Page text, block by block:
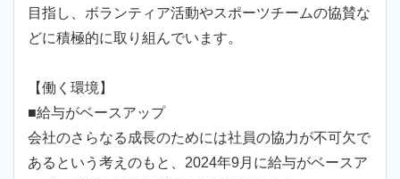
目指し、ボランティア活動やスポーツチームの協賛な
どに積極的に取り組んでいます。
【働く環境】
■給与がベースアップ
会社のさらなる成長のためには社員の協力が不可欠で
あるという考えのもと、2024年9月に給与がベースア